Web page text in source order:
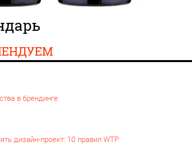
в брендинге
дизайн‑проект: 10 правил WTP